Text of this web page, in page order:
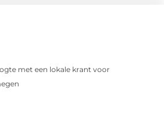
met een lokale krant voor